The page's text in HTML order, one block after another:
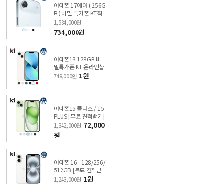
아이폰 17에어 ( 256G
B ) 비밀 특가폰 KT직
영점 싼올레폰
1,584,000원
734,000원
아이폰13 128GB 비
밀특가폰 KT 온라인샵
748,000원 1원
아이폰15 플러스 / 15
PLUS [무료 견적받기]
싼올레폰
1,342,000원 72,000
원
아이폰 16 - 128/256/
512GB [무료 견적받
기] 싼올레폰
1,243,000원 1원